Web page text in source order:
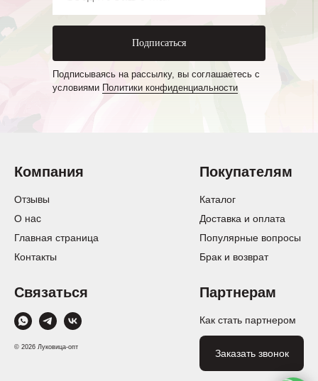
Подписаться
Подписываясь на рассылку, вы соглашаетесь с
условиями Политики конфиденциальности
Компания Покупателям
Партнерам
О нас
Главная страница
Контакты
Каталог
Доставка и оплата
Популярные вопросы
Брак и возврат
Как стать партнером
Заказать звонок
© 2026 Луковица-опт
Отзывы
Связаться